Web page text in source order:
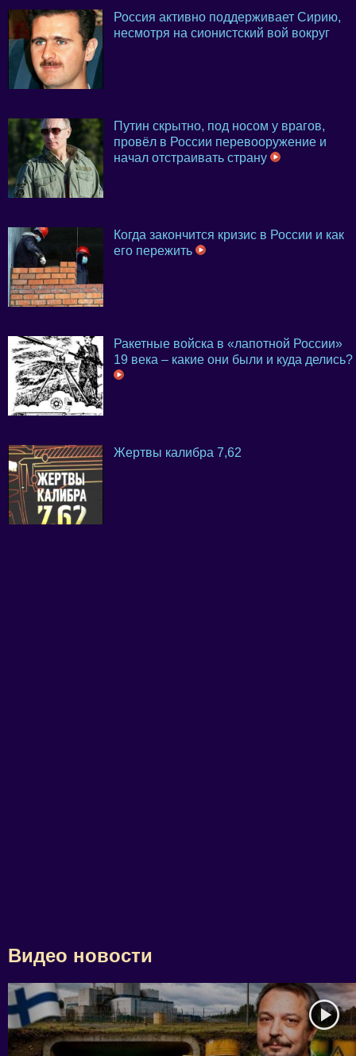
Россия активно поддерживает Сирию,
несмотря на сионистский вой вокруг
Путин скрытно, под носом у врагов,
провёл в России перевооружение и
начал отстраивать страну
Когда закончится кризис в России и как
его пережить
Ракетные войска в «лапотной России»
19 века – какие они были и куда делись?
Жертвы калибра 7,62
Видео новости